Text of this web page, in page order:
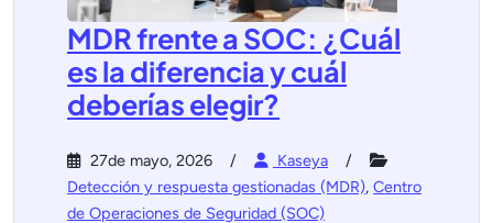
MDR frente a SOC: ¿Cuál
es la diferencia y cuál
deberías elegir?
27de mayo, 2026
Kaseya
Detección y respuesta gestionadas (MDR), Centro
de Operaciones de Seguridad (SOC)